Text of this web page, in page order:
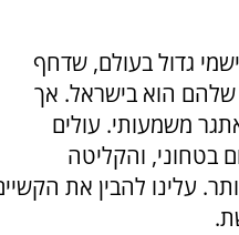
גדול בעולם, שדחף
שלהם הוא בישראל. אך
משמעותי. עולים
בטחוני, והקליטה
עלינו להבין את